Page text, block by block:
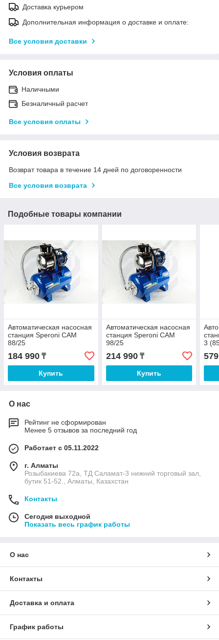
Доставка курьером
Дополнительная информация о доставке и оплате:
Все условия доставки
Условия оплаты
Наличными
Безналичный расчет
Все условия оплаты
Условия возврата
Возврат товара в течение 14 дней по договоренности
Все условия возврата
Подобные товары компании
Автоматическая насосная
станция Speroni CAM
88/25
184 990 ₸
Купить
Автоматическая насосная
станция Speroni CAM
98/25
214 990₸
Купить
3
О нас
Рейтинг не сформирован
Менее 5 отзывов за последний год
Работает с 05.11.2022
г. Алматы
Розыбакиева 72а, ТД Саламат-3 нижний торговый зал,
бутик 51-52., Алматы, Казахстан
Контакты
Сегодня выходной
Показать весь график работы
О нас
Контакты
Доставка и оплата
График работы